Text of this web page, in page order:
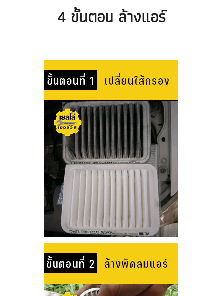
4 ขั้นตอน ล้างแอร์